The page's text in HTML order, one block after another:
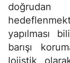
yapılması
barışı
lojistik